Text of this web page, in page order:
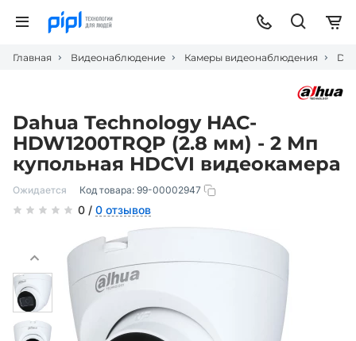
Главная Видеонаблюдение Камеры видеонаблюдения
Dahua Technology HAC-
HDW1200TRQP (2.8 мм) - 2 Мп
купольная HDCVI видеокамера
Ожидается Код товара: 99-00002947
0 / 0 отзывов